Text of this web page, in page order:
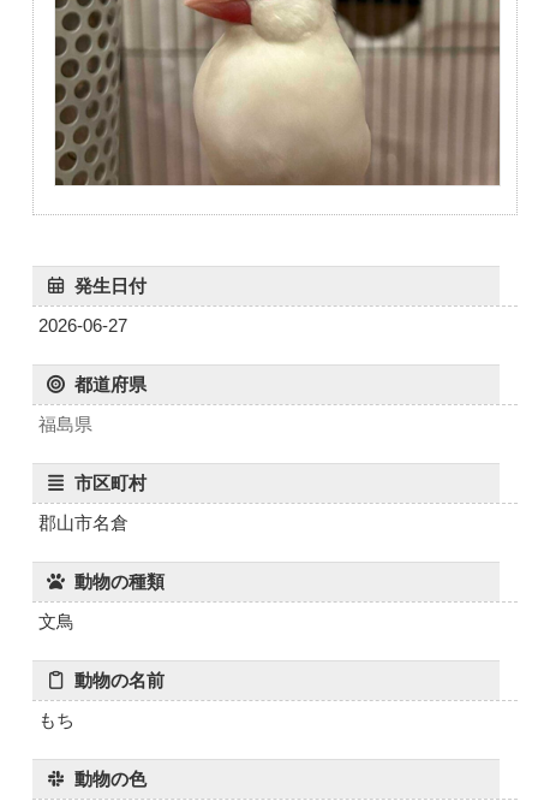
発生日付
2026-06-27
都道府県
福島県
市区町村
郡山市名倉
動物の種類
文鳥
動物の名前
もち
動物の色